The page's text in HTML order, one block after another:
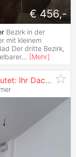
€ 456,-
Bezirk in der
mit kleinem
Der dritte Bezirk,
... [Mehr]
ERSTBEZUG - Stilvoll & Lichtdurchflutet: Ihr Dachgeschoss-Juwel im Herzen der